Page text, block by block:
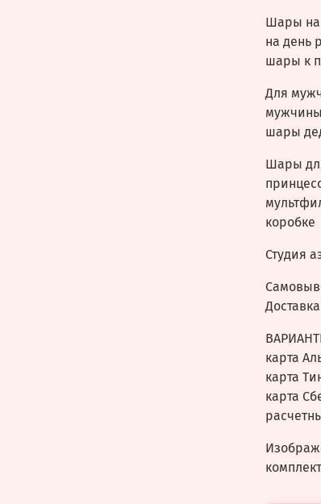
Шары на
на день
шары к
Для
шары
Шары
коробке
Студия
карта
карта
карта